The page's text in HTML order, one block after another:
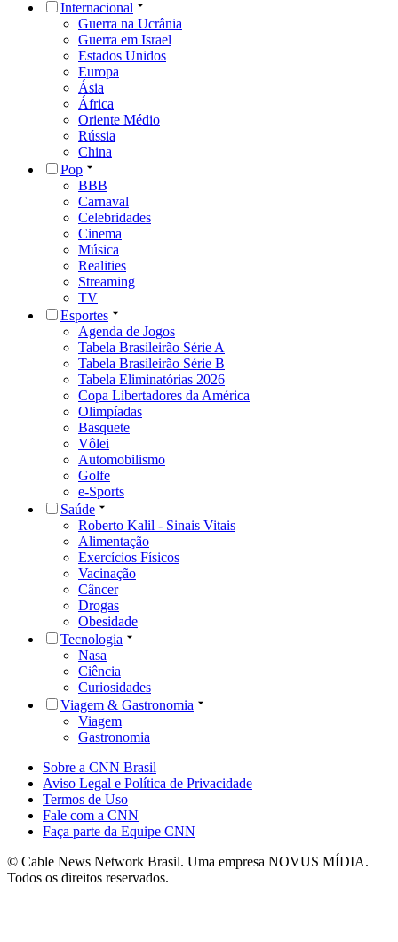
Internacional
Guerra na Ucrânia
Guerra em Israel
Estados Unidos
Europa
Ásia
África
Oriente Médio
Rússia
China
Pop
BBB
Carnaval
Celebridades
Cinema
Música
Realities
Streaming
TV
Esportes
Agenda de Jogos
Tabela Brasileirão Série A
Tabela Brasileirão Série B
Tabela Eliminatórias 2026
Copa Libertadores da América
Olimpíadas
Basquete
Vôlei
Automobilismo
Golfe
e-Sports
Saúde
Roberto Kalil - Sinais Vitais
Alimentação
Exercícios Físicos
Vacinação
Câncer
Drogas
Obesidade
Tecnologia
Nasa
Ciência
Curiosidades
Viagem & Gastronomia
Viagem
Gastronomia
Sobre a CNN Brasil
Aviso Legal e Política de Privacidade
Termos de Uso
Fale com a CNN
Faça parte da Equipe CNN
© Cable News Network Brasil. Uma empresa NOVUS MÍDIA.
Todos os direitos reservados.